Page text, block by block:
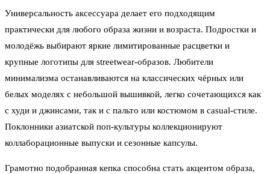
Универсальность аксессуара делает его подходящим
практически для любого образа жизни и возраста. Подростки и
молодёжь выбирают яркие лимитированные расцветки и
крупные логотипы для streetwear-образов. Любители
минимализма останавливаются на классических чёрных или
белых моделях с небольшой вышивкой, легко сочетающихся как
с худи и джинсами, так и с пальто или костюмом в casual-стиле.
Поклонники азиатской поп-культуры коллекционируют
коллаборационные выпуски и сезонные капсулы.
Грамотно подобранная кепка способна стать акцентом образа,